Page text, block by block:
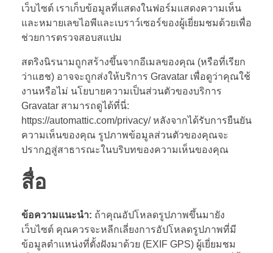
เว็บไซต์ เราเก็บข้อมูลที่แสดงในฟอร์มแสดงความเห็น
และหมายเลขไอพีและเบราว์เซอร์ของผู้เยี่ยมชมด้วยเพื่อ
ช่วยการตรวจสอบสแปม
สตริงนิรนามถูกสร้างขึ้นจากอีเมลของคุณ (หรือที่เรียก
ว่าแฮช) อาจจะถูกส่งให้บริการ Gravatar เพื่อดูว่าคุณใช้
งานหรือไม่ นโยบายความเป็นส่วนตัวของบริการ
Gravatar สามารถดูได้ที่นี่:
https://automattic.com/privacy/ หลังจากได้รับการยืนยัน
ความเห็นของคุณ รูปภาพข้อมูลส่วนตัวของคุณจะ
ปรากฏสู่สาธารณะในบริบทของความเห็นของคุณ
สื่อ
ข้อความแนะนำ: ถ้าคุณอัปโหลดรูปภาพขึ้นมายัง
เว็บไซต์ คุณควรจะหลีกเลี่ยงการอัปโหลดรูปภาพที่มี
ข้อมูลตำแหน่งที่ตั้งฝังมาด้วย (EXIF GPS) ผู้เยี่ยมชม